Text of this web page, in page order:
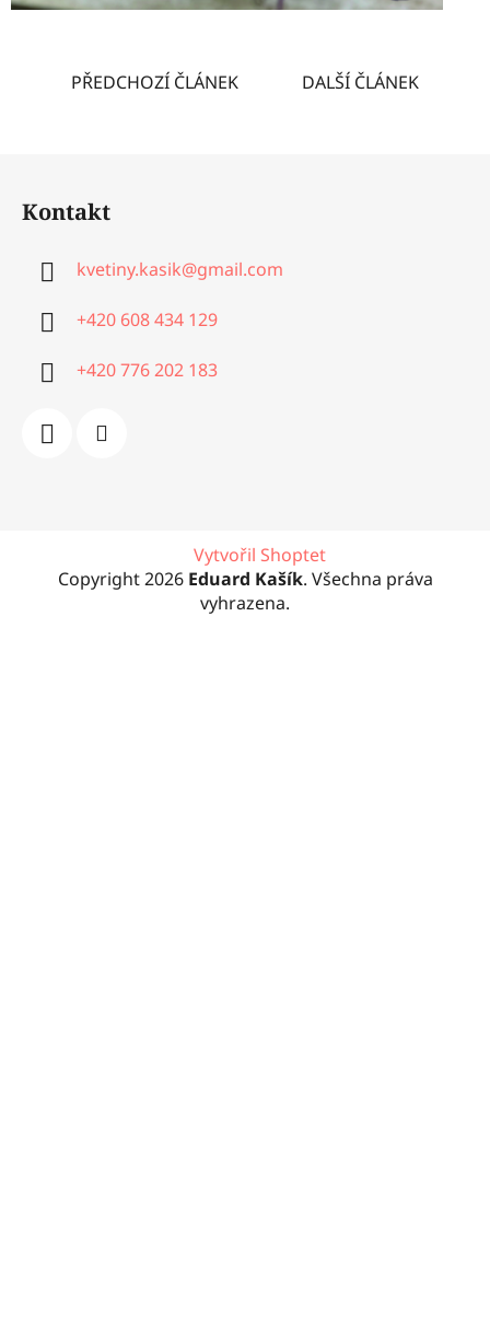
PŘEDCHOZÍ ČLÁNEK DALŠÍ ČLÁNEK
Kontakt
kvetiny.kasik@gmail.com
+420 608 434 129
+420 776 202 183
Vytvořil Shoptet
Copyright 2026 Eduard Kašík. Všechna práva
vyhrazena.